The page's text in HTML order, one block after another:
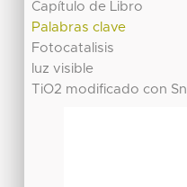
Capítulo de Libro
Palabras clave
Fotocatalisis
luz visible
TiO2 modificado con Sn